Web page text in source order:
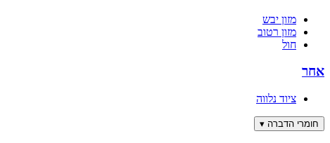
מזון יבש
מזון רטוב
חול
אחר
ציוד נלווה
חומרי הדברה ▾